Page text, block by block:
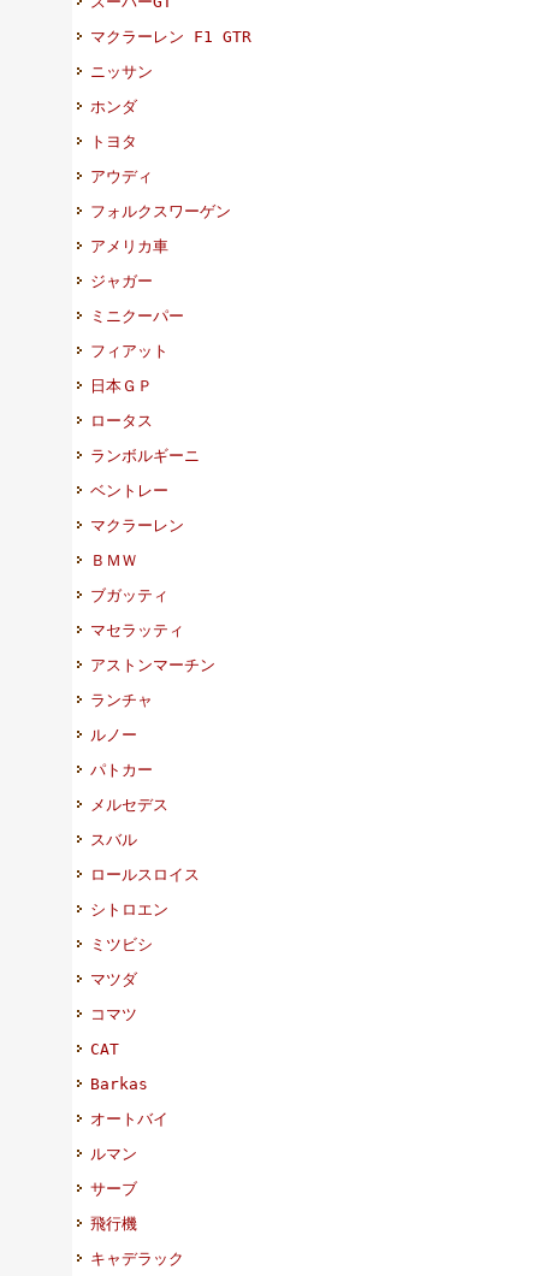
マクラーレン F1 GTR
ニッサン
ホンダ
トヨタ
アウディ
フォルクスワーゲン
アメリカ車
ジャガー
ミニクーパー
フィアット
日本ＧＰ
ロータス
ランボルギーニ
ベントレー
マクラーレン
ＢＭＷ
ブガッティ
マセラッティ
アストンマーチン
ランチャ
ルノー
パトカー
メルセデス
スバル
ロールスロイス
シトロエン
ミツビシ
マツダ
コマツ
CAT
Barkas
オートバイ
ルマン
サーブ
飛行機
キャデラック